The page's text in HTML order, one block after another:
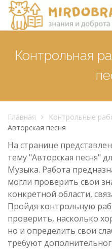
Контрольная
Главная Контрольные
Авторская песня
На странице
тему "Авторская песня"
Музыка. Работа
могли проверить свои
конкретной области,
Пройдя контрольную
проверить, насколько
но и определить свои
требуют